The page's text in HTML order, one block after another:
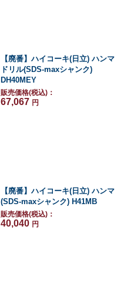
【廃番】ハイコーキ(日立) ハンマ
ドリル(SDS-maxシャンク)
DH40MEY
販売価格(税込)：
67,067 円
【廃番】ハイコーキ(日立) ハンマ
(SDS-maxシャンク) H41MB
販売価格(税込)：
40,040 円